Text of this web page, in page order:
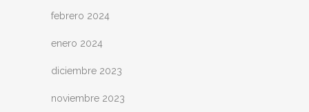
febrero 2024
enero 2024
diciembre 2023
noviembre 2023